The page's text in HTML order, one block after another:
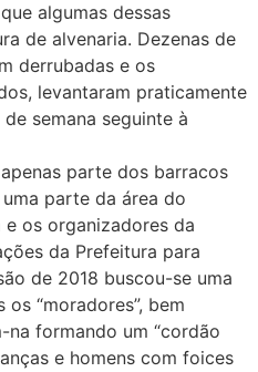
algumas dessas
de alvenaria. Dezenas de
derrubadas e os
levantaram praticamente
semana seguinte à
parte dos barracos
parte da área do
os organizadores da
da Prefeitura para
de 2018 buscou-se uma
“moradores”, bem
formando um “cordão
e homens com foices